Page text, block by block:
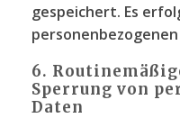
gespeichert. Es
6.
Sperrung von
Daten